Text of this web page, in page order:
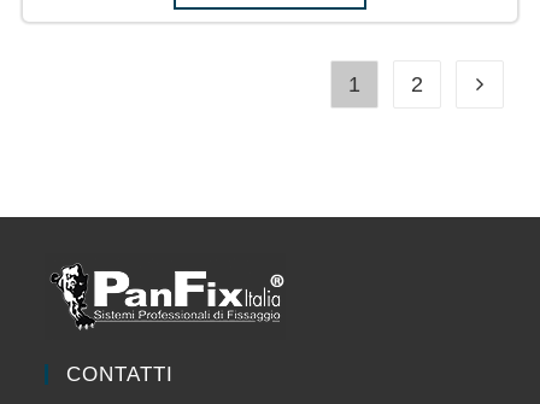
1 2
CONTATTI